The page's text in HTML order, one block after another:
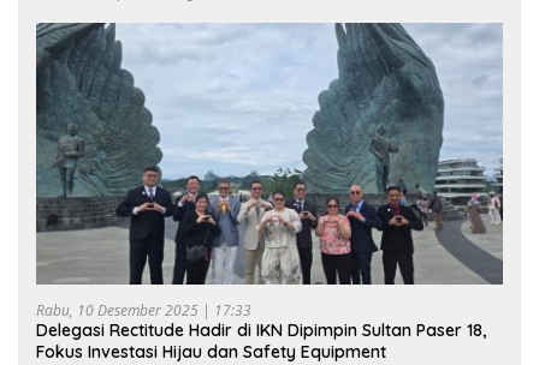
Rabu, 10 Desember 2025 | 17:33
Delegasi Rectitude Hadir di IKN Dipimpin Sultan Paser 18,
Fokus Investasi Hijau dan Safety Equipment